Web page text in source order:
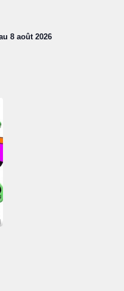
8 août 2026